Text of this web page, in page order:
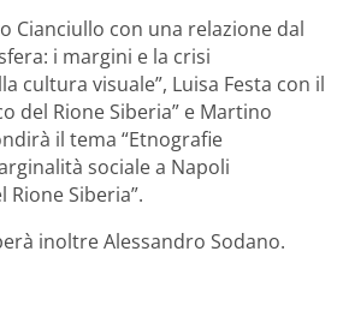
Cianciullo con una relazione dal
i margini e la crisi
cultura visuale”, Luisa Festa con il
del Rione Siberia” e Martino
il tema “Etnografie
sociale a Napoli
Siberia”.
inoltreAlessandro Sodano.